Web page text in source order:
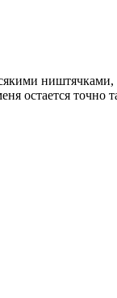
ништячками,
остается